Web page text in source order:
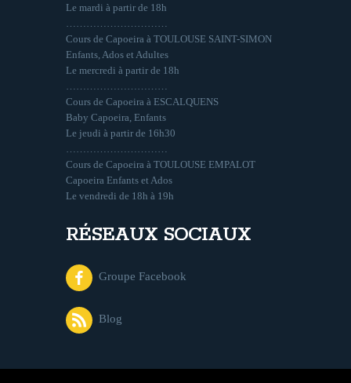
Le mardi à partir de 18h
Cours de Capoeira à TOULOUSE SAINT-SIMON
Enfants, Ados et Adultes
Le mercredi à partir de 18h
Cours de Capoeira à ESCALQUENS
Baby Capoeira, Enfants
Le jeudi à partir de 16h30
Cours de Capoeira à TOULOUSE EMPALOT
Capoeira Enfants et Ados
Le vendredi de 18h à 19h
RÉSEAUX SOCIAUX
Groupe Facebook
Blog